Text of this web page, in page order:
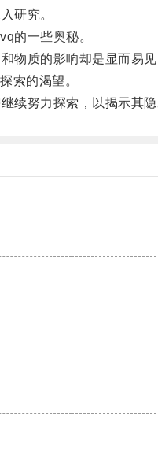
研究。
的一些奥秘。
质的影响却是显而易见
索的渴望。
努力探索，以揭示其隐